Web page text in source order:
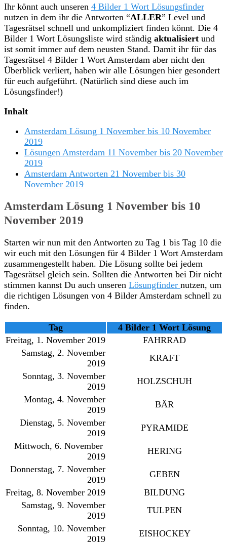
Ihr könnt auch unseren 4 Bilder 1 Wort Lösungsfinder
nutzen in dem ihr die Antworten “ALLER” Level und
Tagesrätsel schnell und unkompliziert finden könnt. Die 4
Bilder 1 Wort Lösungsliste wird ständig aktualisiert und
ist somit immer auf dem neusten Stand. Damit ihr für das
Tagesrätsel 4 Bilder 1 Wort Amsterdam aber nicht den
Überblick verliert, haben wir alle Lösungen hier gesondert
für euch aufgeführt. (Natürlich sind diese auch im
Lösungsfinder!)
Inhalt
Amsterdam Lösung 1 November bis 10 November
2019
Lösungen Amsterdam 11 November bis 20 November
2019
Amsterdam Antworten 21 November bis 30
November 2019
Amsterdam Lösung 1 November bis 10
November 2019
Starten wir nun mit den Antworten zu Tag 1 bis Tag 10 die
wir euch mit den Lösungen für 4 Bilder 1 Wort Amsterdam
zusammengestellt haben. Die Lösung sollte bei jedem
Tagesrätsel gleich sein. Sollten die Antworten bei Dir nicht
stimmen kannst Du auch unseren Lösungfinder nutzen, um
die richtigen Lösungen von 4 Bilder Amsterdam schnell zu
finden.
Tag
4 Bilder 1 Wort Lösung
Freitag, 1. November 2019
FAHRRAD
Samstag, 2. November
2019
KRAFT
Sonntag, 3. November
2019
HOLZSCHUH
Montag, 4. November
2019
BÄR
Dienstag, 5. November
2019
PYRAMIDE
Mittwoch, 6. November
2019
HERING
Donnerstag, 7. November
2019
GEBEN
Freitag, 8. November 2019
BILDUNG
Samstag, 9. November
2019
TULPEN
Sonntag, 10. November
2019
EISHOCKEY